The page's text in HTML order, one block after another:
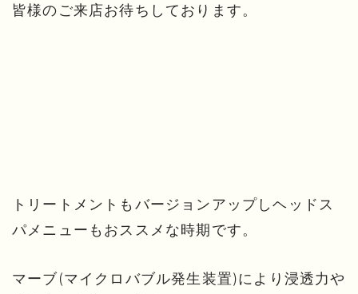
皆様のご来店お待ちしております。
トリートメントもバージョンアップしヘッドス
パメニューもおススメな時期です。
マーブ(マイクロバブル発生装置)により浸透力や